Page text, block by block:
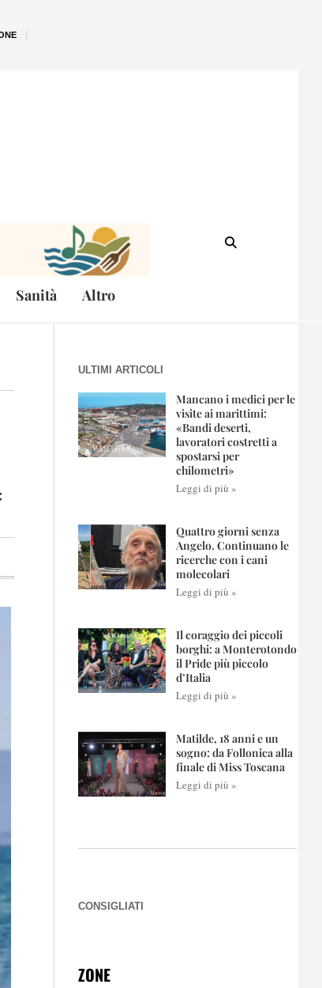
Sanità Altro
ULTIMI ARTICOLI
Mancano i medici per le
visite ai marittimi:
«Bandi deserti,
lavoratori costretti a
spostarsi per
chilometri»
Leggi di più »
Quattro giorni senza
Angelo. Continuano le
ricerche con i cani
molecolari
Leggi di più »
Il coraggio dei piccoli
borghi: a Monterotondo
il Pride più piccolo
d’Italia
Leggi di più »
Matilde, 18 anni e un
sogno: da Follonica alla
finale di Miss Toscana
Leggi di più »
CONSIGLIATI
ZONE